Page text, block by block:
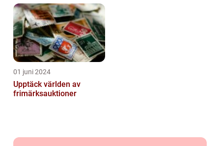
01 juni 2024
Upptäck världen av
frimärksauktioner